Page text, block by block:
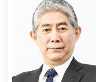
主要株主